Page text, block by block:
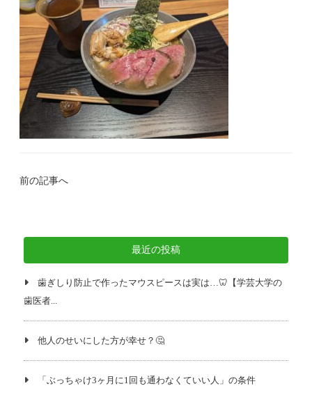
前の記事へ
最近の投稿
歯ぎしり防止で作ったマウスピースは実は…🦷【学芸大学の
歯医者...
他人のせいにした方が幸せ？🤔
「ぶっちゃけ3ヶ月に1回も通わなくていい人」の条件